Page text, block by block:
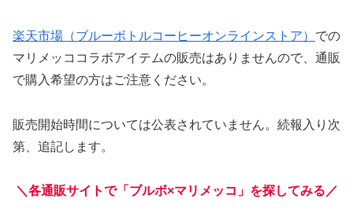
楽天市場（ブルーボトルコーヒーオンラインストア） での
マリメッココラボアイテムの販売はありませんので、通販
で購入希望の方はご注意ください。
販売開始時間については公表されていません。続報入り次
第、追記します。
＼各通販サイトで「ブルボ×マリメッコ」を探してみる／